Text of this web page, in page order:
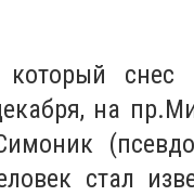
который снес
на
стал